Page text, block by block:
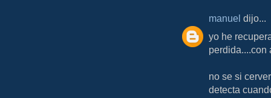
manuel dijo...
yo he
perdida....con
no se si
detecta